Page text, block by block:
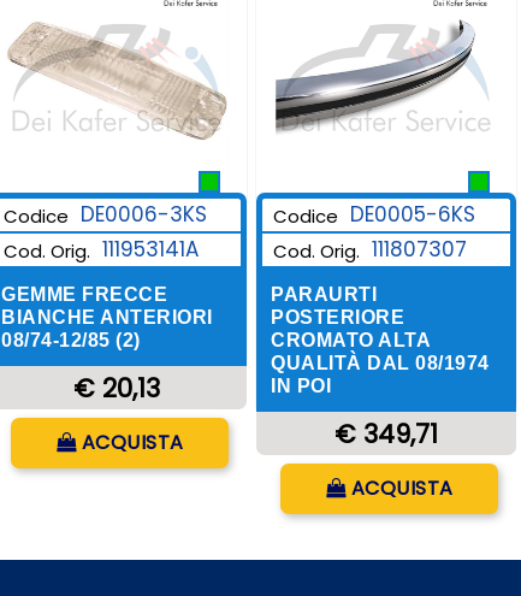
Codice DE0006-3KS
Cod. Orig. 111953141A
GEMME FRECCE
BIANCHE ANTERIORI
08/74-12/85 (2)
€ 20,13
Quantità
ACQUISTA
Codice DE0005-6KS
Cod. Orig. 111807307
PARAURTI
POSTERIORE
CROMATO ALTA
QUALITÀ DAL 08/1974
IN POI
€ 349,71
Quantità
ACQUISTA